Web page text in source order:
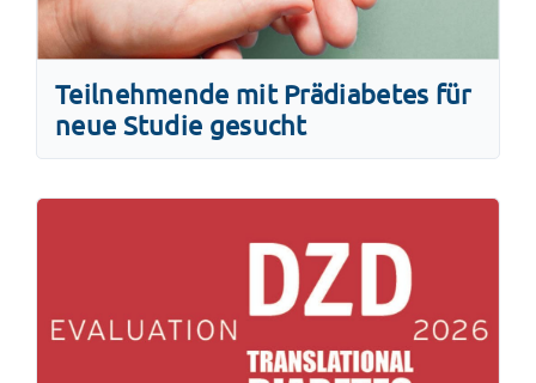
Teilnehmende mit Prädiabetes für
neue Studie gesucht